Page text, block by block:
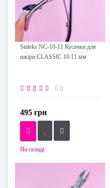
Staleks NC-10-11 Кусачки для
шкіри CLASSIC 10 11 мм
0
495 грн
На складі